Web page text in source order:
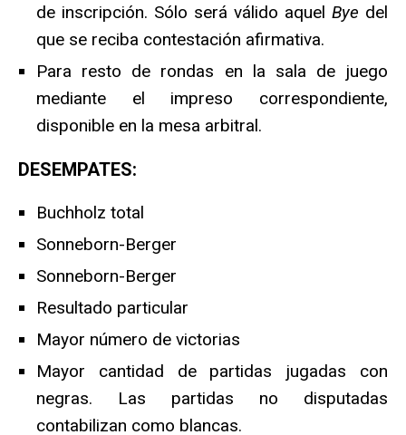
de inscripción. Sólo será válido aquel Bye del
que se reciba contestación afirmativa.
Para resto de rondas en la sala de juego
mediante el impreso correspondiente,
disponible en la mesa arbitral.
DESEMPATES:
Buchholz total
Sonneborn-Berger
Sonneborn-Berger
Resultado particular
Mayor número de victorias
Mayor cantidad de partidas jugadas con
negras. Las partidas no disputadas
contabilizan como blancas.